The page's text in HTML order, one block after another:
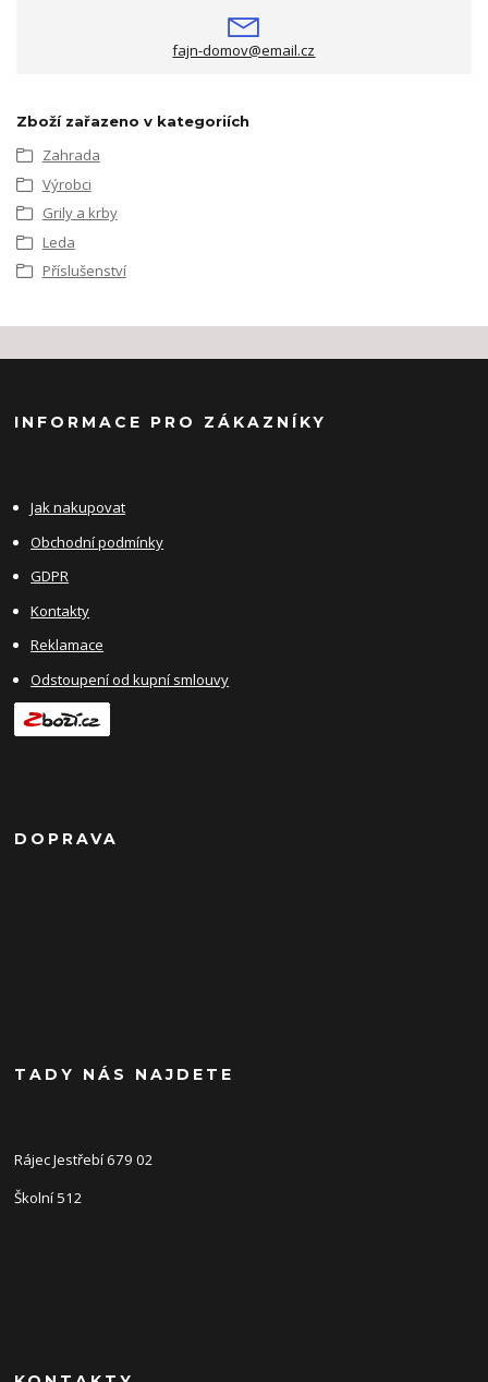
fajn-domov@email.cz
Zboží zařazeno v kategoriích
Zahrada
Výrobci
Grily a krby
Leda
Příslušenství
INFORMACE PRO ZÁKAZNÍKY
Jak nakupovat
Obchodní podmínky
GDPR
Kontakty
Reklamace
Odstoupení od kupní smlouvy
DOPRAVA
TADY NÁS NAJDETE
Rájec Jestřebí 679 02
Školní 512